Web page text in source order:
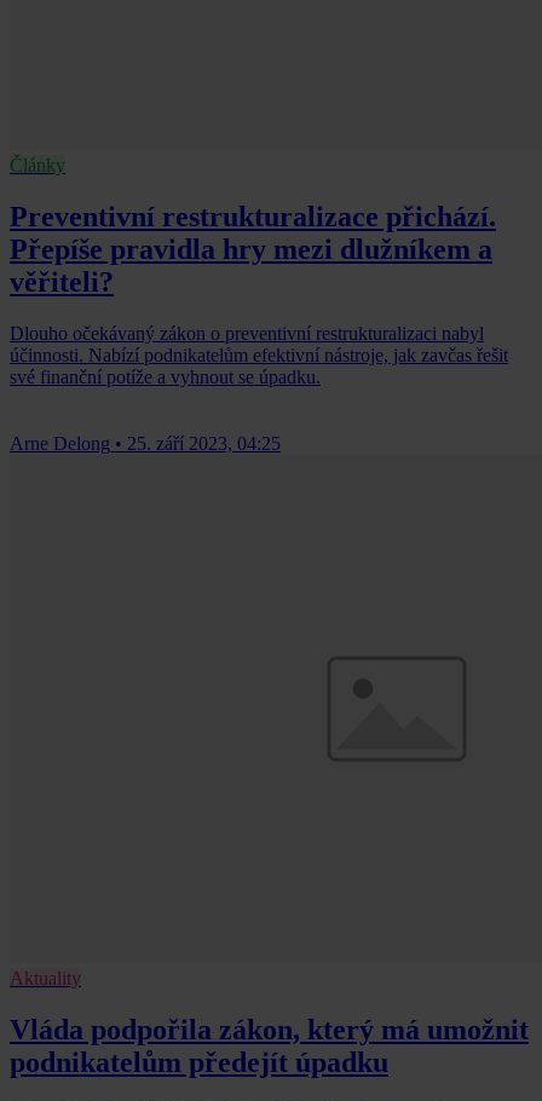
Články
Preventivní restrukturalizace přichází.
Přepíše pravidla hry mezi dlužníkem a
věřiteli?
Dlouho očekávaný zákon o preventivní restrukturalizaci nabyl
účinnosti. Nabízí podnikatelům efektivní nástroje, jak zavčas řešit
své finanční potíže a vyhnout se úpadku.
Arne Delong • 25. září 2023, 04:25
Aktuality
Vláda podpořila zákon, který má umožnit
podnikatelům předejít úpadku